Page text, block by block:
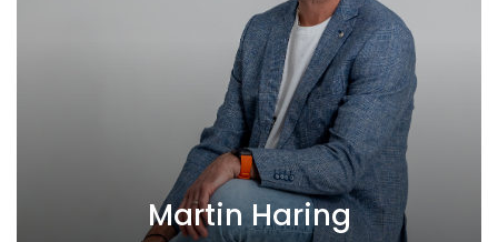
Martin Haring